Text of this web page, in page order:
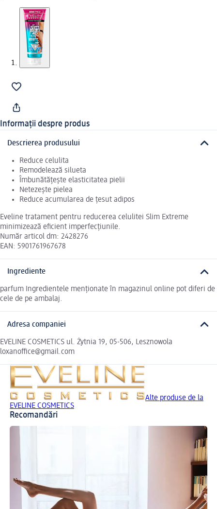
Informații despre produs
Descrierea produsului
Reduce celulita
Remodelează silueta
Îmbunătățește elasticitatea pielii
Netezește pielea
Reduce acumularea de țesut adipos
Eveline tratament pentru reducerea celulitei Slim Extreme
minimizează eficient imperfecțiunile.
Număr articol dm: 2428276
EAN: 5901761967678
Ingrediente
parfum Ingredientele menționate în magazinul online pot diferi de
cele de pe ambalaj.
Adresa companiei
EVELINE COSMETICS ul. Żytnia 19, 05-506, Lesznowola
loxanoffice@gmail.com
Alte produse de la
EVELINE COSMETICS
Recomandări